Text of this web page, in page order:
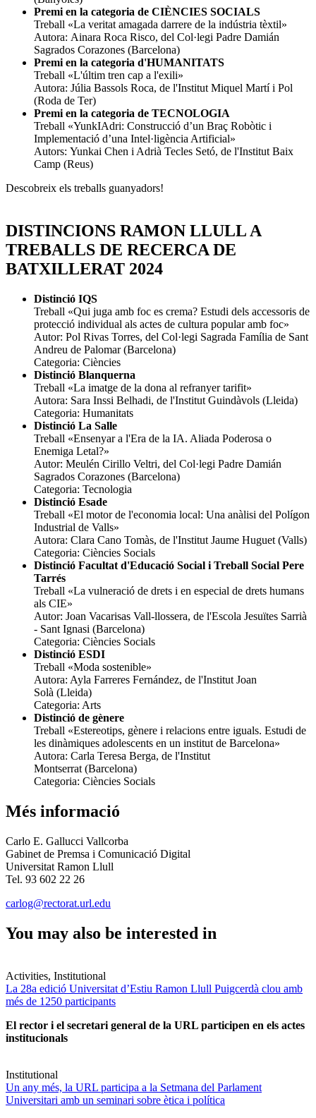
Premi en la categoria de CIÈNCIES SOCIALS
Treball «La veritat amagada darrere de la indústria tèxtil»
Autora: Ainara Roca Risco, del Col·legi Padre Damián
Sagrados Corazones (Barcelona)
Premi en la categoria d'HUMANITATS
Treball «L'últim tren cap a l'exili»
Autora: Júlia Bassols Roca, de l'Institut Miquel Martí i Pol
(Roda de Ter)
Premi en la categoria de TECNOLOGIA
Treball «YunkIAdri: Construcció d’un Braç Robòtic i
Implementació d’una Intel·ligència Artificial»
Autors: Yunkai Chen i Adrià Tecles Setó, de l'Institut Baix
Camp (Reus)
Descobreix els treballs guanyadors!
DISTINCIONS RAMON LLULL A
TREBALLS DE RECERCA DE
BATXILLERAT 2024
Distinció IQS
Treball «Qui juga amb foc es crema? Estudi dels accessoris de
protecció individual als actes de cultura popular amb foc»
Autor: Pol Rivas Torres, del Col·legi Sagrada Família de Sant
Andreu de Palomar (Barcelona)
Categoria: Ciències
Distinció Blanquerna
Treball «La imatge de la dona al refranyer tarifit»
Autora: Sara Inssi Belhadi, de l'Institut Guindàvols (Lleida)
Categoria: Humanitats
Distinció La Salle
Treball «Ensenyar a l'Era de la IA. Aliada Poderosa o
Enemiga Letal?»
Autor: Meulén Cirillo Veltri, del Col·legi Padre Damián
Sagrados Corazones (Barcelona)
Categoria: Tecnologia
Distinció Esade
Treball «El motor de l'economia local: Una anàlisi del Polígon
Industrial de Valls»
Autora: Clara Cano Tomàs, de l'Institut Jaume Huguet (Valls)
Categoria: Ciències Socials
Distinció Facultat d'Educació Social i Treball Social Pere
Tarrés
Treball «La vulneració de drets i en especial de drets humans
als CIE»
Autor: Joan Vacarisas Vall-llossera, de l'Escola Jesuïtes Sarrià
- Sant Ignasi (Barcelona)
Categoria: Ciències Socials
Distinció ESDI
Treball «Moda sostenible»
Autora: Ayla Farreres Fernández, de l'Institut Joan
Solà (Lleida)
Categoria: Arts
Distinció de gènere
Treball «Estereotips, gènere i relacions entre iguals. Estudi de
les dinàmiques adolescents en un institut de Barcelona»
Autora: Carla Teresa Berga, de l'Institut
Montserrat (Barcelona)
Categoria: Ciències Socials
Més informació
Carlo E. Gallucci Vallcorba
Gabinet de Premsa i Comunicació Digital
Universitat Ramon Llull
Tel. 93 602 22 26
carlog@rectorat.url.edu
You may also be interested in
Activities, Institutional
La 28a edició Universitat d’Estiu Ramon Llull Puigcerdà clou amb
més de 1250 participants
El rector i el secretari general de la URL participen en els actes
institucionals
Institutional
Un any més, la URL participa a la Setmana del Parlament
Universitari amb un seminari sobre ètica i política